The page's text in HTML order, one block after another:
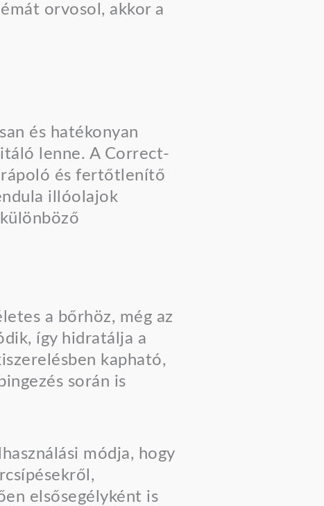
orvosol, akkor a
és hatékonyan
lenne. A Correct-
és fertőtlenítő
illóolajok
a bőrhöz, még az
így hidratálja a
kapható,
során is
módja, hogy
elsősegélyként is